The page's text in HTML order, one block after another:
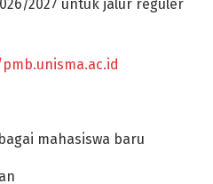
2027 untuk jalur reguler
mahasiswa baru